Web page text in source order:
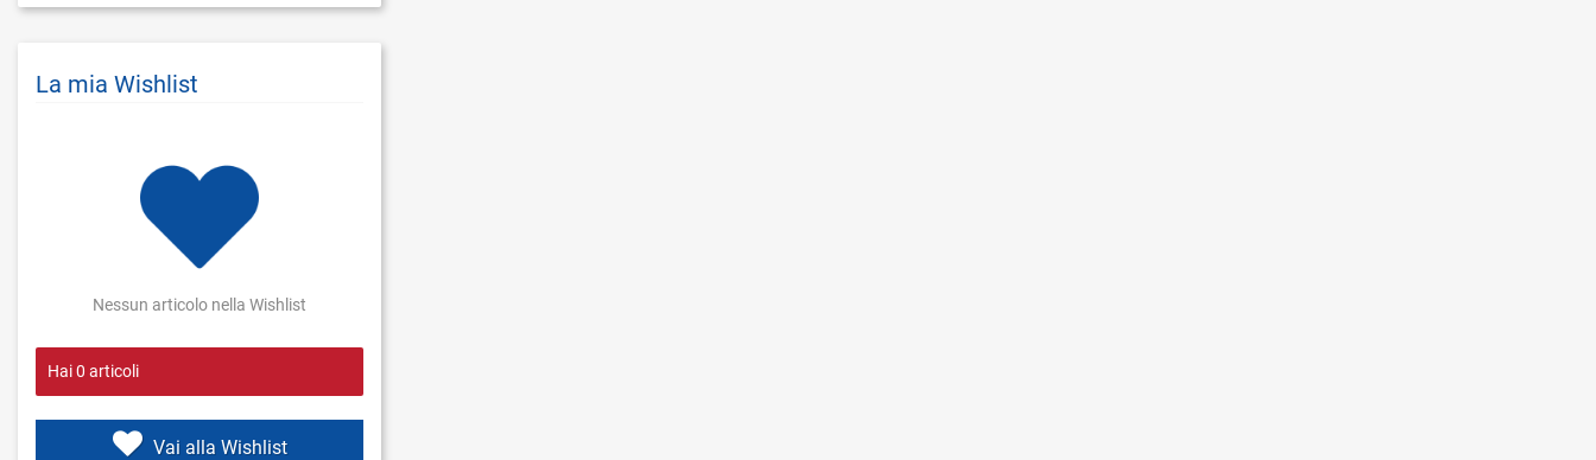
La mia Wishlist
Nessun articolo nella Wishlist
Hai0 articoli
Vai alla Wishlist